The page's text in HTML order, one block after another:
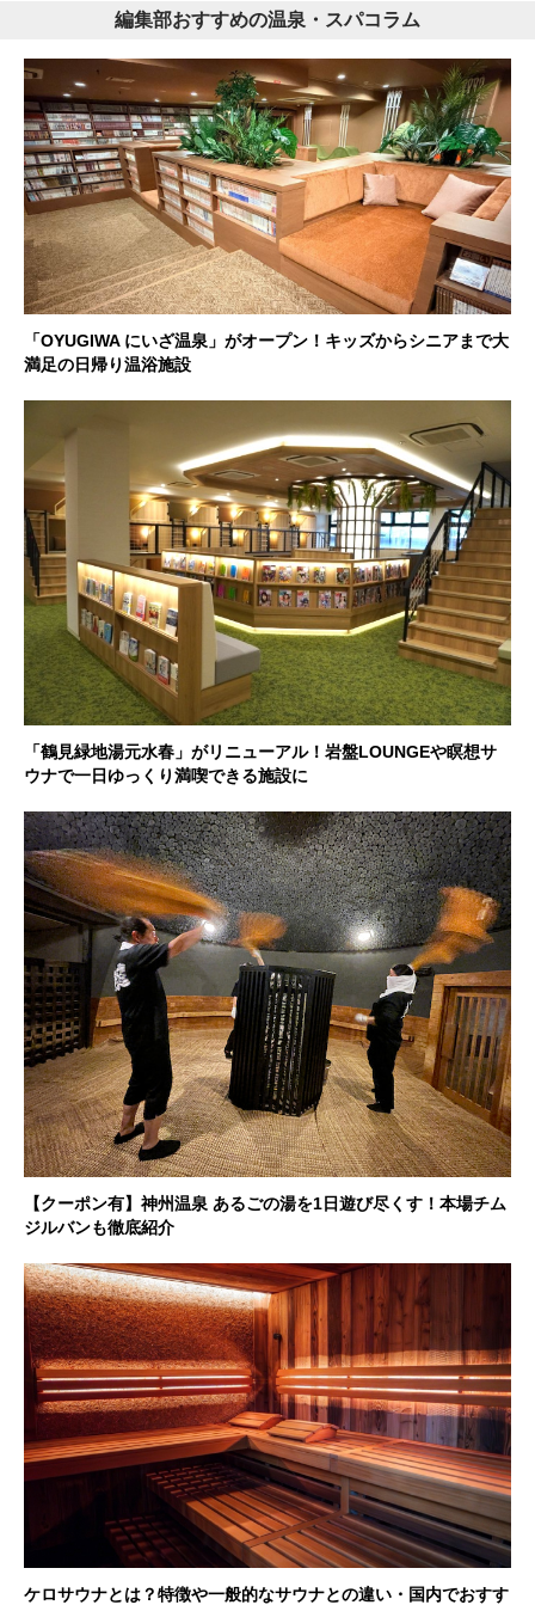
編集部おすすめの温泉・スパコラム
「OYUGIWA にいざ温泉」がオープン！キッズからシニアまで大
満足の日帰り温浴施設
「鶴見緑地湯元水春」がリニューアル！岩盤LOUNGEや瞑想サ
ウナで一日ゆっくり満喫できる施設に
【クーポン有】神州温泉 あるごの湯を1日遊び尽くす！本場チム
ジルバンも徹底紹介
ケロサウナとは？特徴や一般的なサウナとの違い・国内でおすす